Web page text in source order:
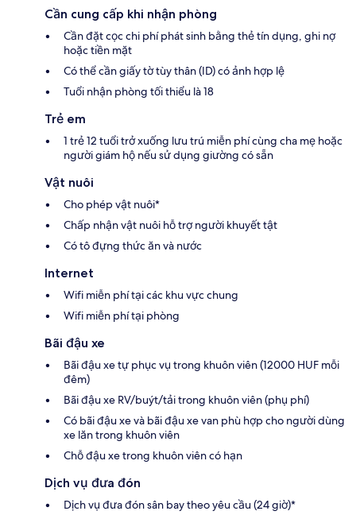
Cần cung cấp khi nhận phòng
Cần đặt cọc chi phí phát sinh bằng thẻ tín dụng, ghi nợ
hoặc tiền mặt
Có thể cần giấy tờ tùy thân (ID) có ảnh hợp lệ
Tuổi nhận phòng tối thiểu là 18
Trẻ em
1 trẻ 12 tuổi trở xuống lưu trú miễn phí cùng cha mẹ hoặc
người giám hộ nếu sử dụng giường có sẵn
Vật nuôi
Cho phép vật nuôi*
Chấp nhận vật nuôi hỗ trợ người khuyết tật
Có tô đựng thức ăn và nước
Internet
Wifi miễn phí tại các khu vực chung
Wifi miễn phí tại phòng
Bãi đậu xe
Bãi đậu xe tự phục vụ trong khuôn viên (12000 HUF mỗi
đêm)
Bãi đậu xe RV/buýt/tải trong khuôn viên (phụ phí)
Có bãi đậu xe và bãi đậu xe van phù hợp cho người dùng
xe lăn trong khuôn viên
Chỗ đậu xe trong khuôn viên có hạn
Dịch vụ đưa đón
Dịch vụ đưa đón sân bay theo yêu cầu (24 giờ)*